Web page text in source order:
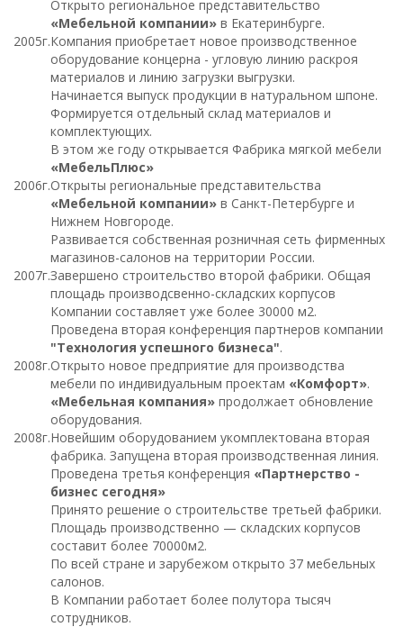
Открыто региональное представительство
«Мебельной компании» в Екатеринбурге.
2005г.Компания приобретает новое производственное
оборудование концерна - угловую линию раскроя
материалов и линию загрузки выгрузки.
Начинается выпуск продукции в натуральном шпоне.
Формируется отдельный склад материалов и
комплектующих.
В этом же году открывается Фабрика мягкой мебели
«МебельПлюс»
2006г.Открыты региональные представительства
«Мебельной компании» в Санкт-Петербурге и
Нижнем Новгороде.
Развивается собственная розничная сеть фирменных
магазинов-салонов на территории России.
2007г.Завершено строительство второй фабрики. Общая
площадь производсвенно-складских корпусов
Компании составляет уже более 30000 м2.
Проведена вторая конференция партнеров компании
"Технология успешного бизнеса".
2008г.Открыто новое предприятие для производства
мебели по индивидуальным проектам «Комфорт».
«Мебельная компания» продолжает обновление
оборудования.
2008г.Новейшим оборудованием укомплектована вторая
фабрика. Запущена вторая производственная линия.
Проведена третья конференция «Партнерство -
бизнес сегодня»
Принято решение о строительстве третьей фабрики.
Площадь производственно — складских корпусов
составит более 70000м2.
По всей стране и зарубежом открыто 37 мебельных
салонов.
В Компании работает более полутора тысяч
сотрудников.